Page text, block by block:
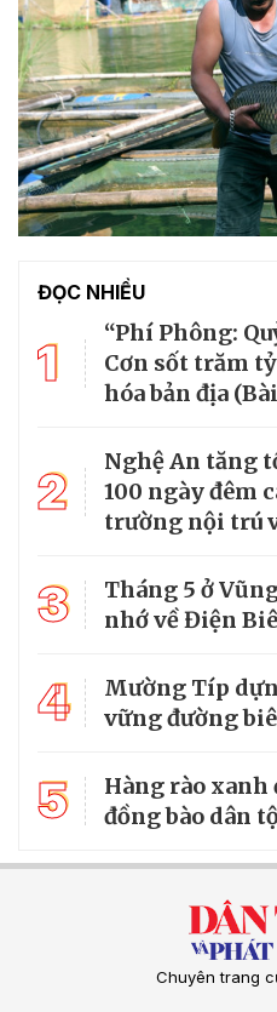
ĐỌC NHIỀU
1
“Phí Phông:
Cơn sốt trăm
hóa bản địa
2
Nghệ An tăng
100 ngày đêm
trường nội trú
3
Tháng 5 ở
nhớ về Điện
4
Mường Típ
vững đường
5
Hàng rào
đồng bào dân
Chuyên trang